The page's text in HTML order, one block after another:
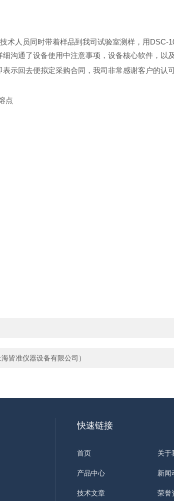
术人员同时带着样品到我司试验室测样，用DSC-
沟通了设备使用中注意事项，设备核心软件，
示回去便拟定采购合同，我司非常感谢客户的认可
点
皆准仪器设备有限公司）
快速链接
首页 关于
产品中心 新闻
技术文章 荣誉